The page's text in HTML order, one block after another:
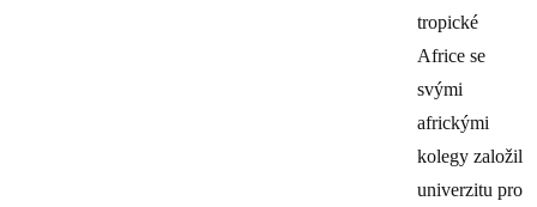
tropické
Africe se
svými
africkými
kolegy založil
univerzitu pro